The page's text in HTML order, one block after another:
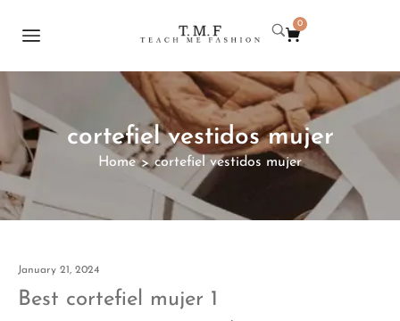
0
cortefiel vestidos mujer
Home > cortefiel vestidos mujer
January 21, 2024
Best cortefiel mujer 1